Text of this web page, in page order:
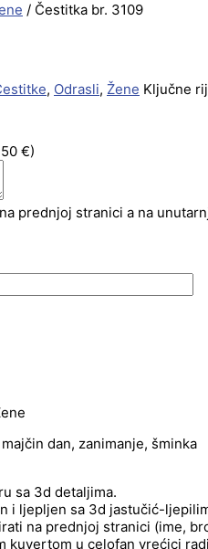
/ Čestitka br. 3109
, Odrasli, Žene Ključne
€)
prednjoj stranici a na
dan, zanimanje, šminka
sa 3d detaljima.
i ljepljen sa 3d jastučić-
na prednjoj stranici (ime,
kuvertom u celofan vrećici